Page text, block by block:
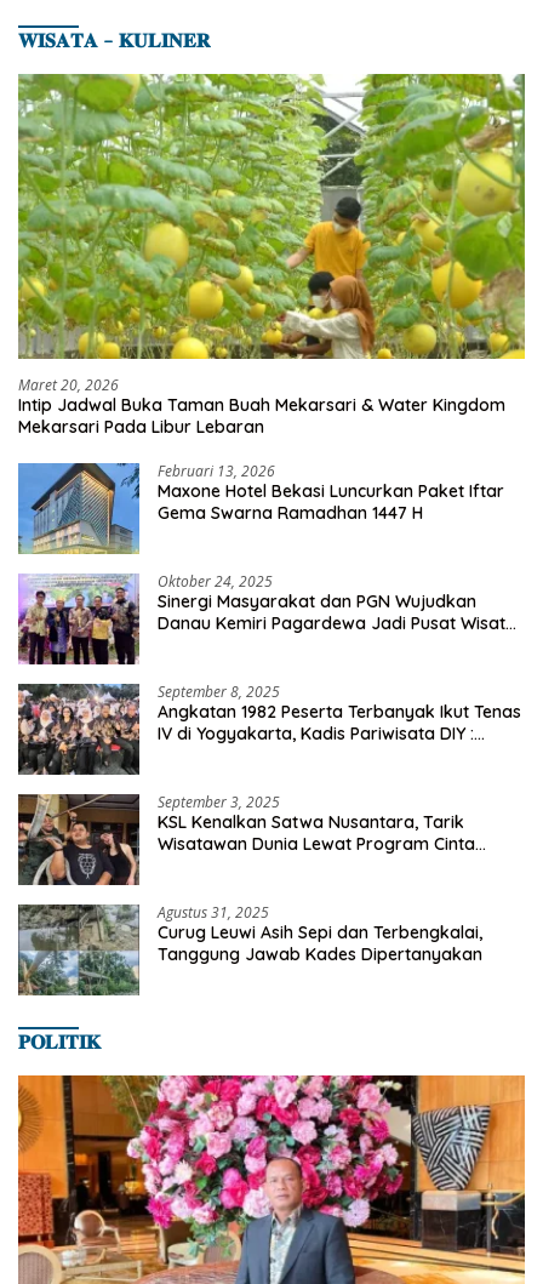
𝐖𝐈𝐒𝐀𝐓𝐀 – 𝐊𝐔𝐋𝐈𝐍𝐄𝐑
Maret 20, 2026
Intip Jadwal Buka Taman Buah Mekarsari & Water Kingdom
Mekarsari Pada Libur Lebaran
Februari 13, 2026
Maxone Hotel Bekasi Luncurkan Paket Iftar
Gema Swarna Ramadhan 1447 H
Oktober 24, 2025
Sinergi Masyarakat dan PGN Wujudkan
Danau Kemiri Pagardewa Jadi Pusat Wisata
September 8, 2025
Angkatan 1982 Peserta Terbanyak Ikut Tenas
IV di Yogyakarta, Kadis Pariwisata DIY :
September 3, 2025
KSL Kenalkan Satwa Nusantara, Tarik
Wisatawan Dunia Lewat Program Cinta
Agustus 31, 2025
Curug Leuwi Asih Sepi dan Terbengkalai,
Tanggung Jawab Kades Dipertanyakan
𝐏𝐎𝐋𝐈𝐓𝐈𝐊